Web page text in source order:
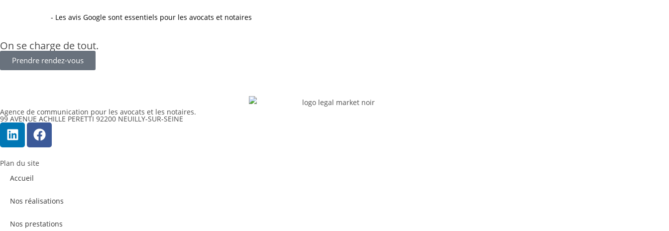
- Les avis Google sont essentiels pour les avocats et notaires
On se charge de tout.
Prendre rendez-vous
Agence de communication pour les avocats et les notaires.
99 AVENUE ACHILLE PERETTI 92200 NEUILLY-SUR-SEINE
Plan du site
Accueil
Nos réalisations
Nos prestations